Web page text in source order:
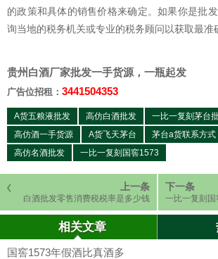
的政策和具体的销售价格来确定。如果你是批
询当地的税务机关或专业的税务顾问以获取最准
贵州白酒厂家批发一手货源，一瓶起发
广告位招租： 3441504353
A货五粮液批发 高仿白酒批发
一比一复刻茅台
高仿酒一手货源
A货飞天茅台 茅台a货联系方式
高仿名酒批发
一比一复刻国窖1573
上一条
白酒批发零售消费税税率是多少钱
一个月?白酒批发销售给商场交消费
税吗
下一条
一比一复刻国
相关文章
国窖1573年假酒比真酒多